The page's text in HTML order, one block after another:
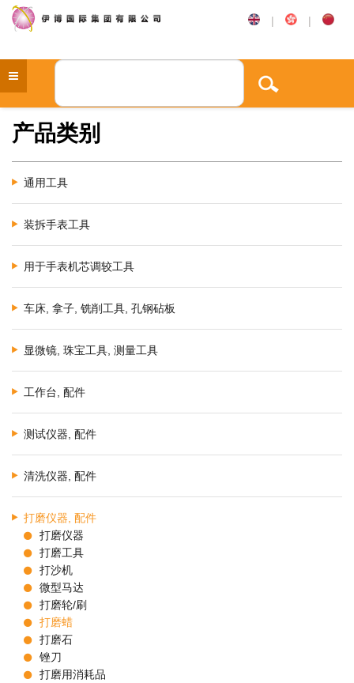
| |
产品类别
通用工具
装拆手表工具
用于手表机芯调较工具
车床, 拿子, 铣削工具, 孔钢砧板
显微镜, 珠宝工具, 测量工具
工作台, 配件
测试仪器, 配件
清洗仪器, 配件
打磨仪器, 配件
打磨仪器
打磨工具
打沙机
微型马达
打磨轮/刷
打磨蜡
打磨石
锉刀
打磨用消耗品